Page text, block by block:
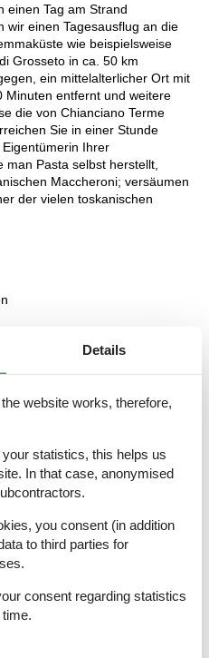
einen Tag am Strand
wir einen Tagesausflug an die
wie beispielsweise
Grosseto in ca. 50 km
ein mittelalterlicher Ort mit
Minuten entfernt und weitere
die von Chianciano Terme
Sie in einer Stunde
Ihrer
Pasta selbst herstellt,
Maccheroni; versäumen
der vielen toskanischen
Wasser, Dusche
Wasser, Dusche
Details
website works, therefore,
statistics, this helps us
In that case, anonymised
you consent (in addition
to third parties for
consent regarding statistics